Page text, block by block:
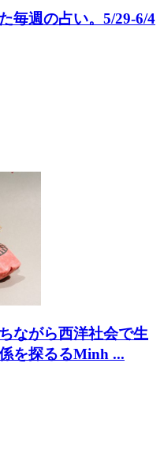
毎週の占い。5/29-6/4
ながら西洋社会で生
を探るるMinh ...